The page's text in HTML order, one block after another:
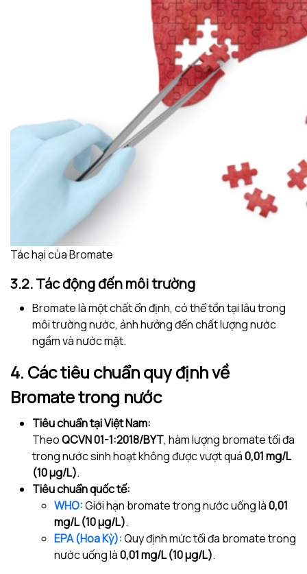
Tác hại của Bromate
3.2. Tác động đến môi trường
Bromate là một chất ổn định, có thể tồn tại lâu trong
môi trường nước, ảnh hưởng đến chất lượng nước
ngầm và nước mặt.
4. Các tiêu chuẩn quy định về
Bromate trong nước
Tiêu chuẩn tại Việt Nam:
TheoQCVN 01-1:2018/BYT, hàm lượng bromate tối đa
trong nước sinh hoạt không được vượt quá0,01 mg/L
(10 µg/L).
Tiêu chuẩn quốc tế:
WHO:Giới hạn bromate trong nước uống là0,01
mg/L (10 µg/L).
EPA (Hoa Kỳ):Quy định mức tối đa bromate trong
nước uống là0,01 mg/L (10 µg/L).